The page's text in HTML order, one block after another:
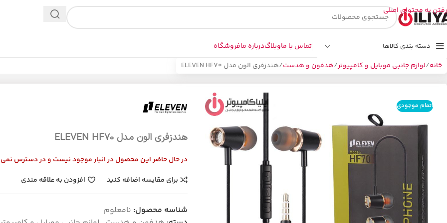
رفتن به محتوای اصلی
دسته بندی کالاها تماس با ماوبلاگدرباره مافروشگاه
خانه لوازم جانبی موبایل و کامپیوتر هدفون و هدست هندزفری الون مدل ELEVEN HF70
اتمام موجودی
هندزفری الون مدل ELEVEN HF70
در حال حاضر این محصول در انبار موجود نیست و در دسترس
برای مقایسه اضافه کنید
افزودن به علاقه مندی
شناسه محصول: نامعلوم